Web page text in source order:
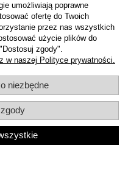
umożliwiają poprawne
ofertę do Twoich
przez nas wszystkich
użycie plików do
zgody".
w naszej Polityce prywatności.
niezbędne